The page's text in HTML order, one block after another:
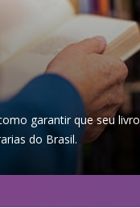
garantir que seu
do Brasil.